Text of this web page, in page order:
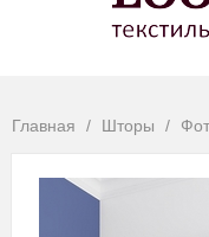
Главная Шторы